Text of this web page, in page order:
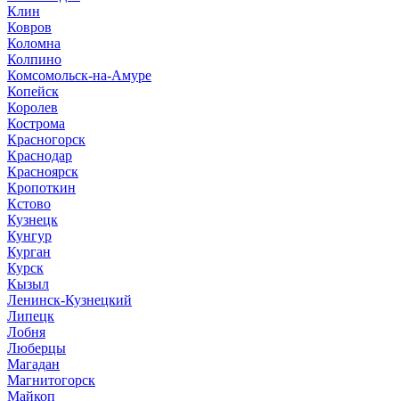
Клин
Ковров
Коломна
Колпино
Комсомольск-на-Амуре
Копейск
Королев
Кострома
Красногорск
Краснодар
Красноярск
Кропоткин
Кстово
Кузнецк
Кунгур
Курган
Курск
Кызыл
Ленинск-Кузнецкий
Липецк
Лобня
Люберцы
Магадан
Магнитогорск
Майкоп